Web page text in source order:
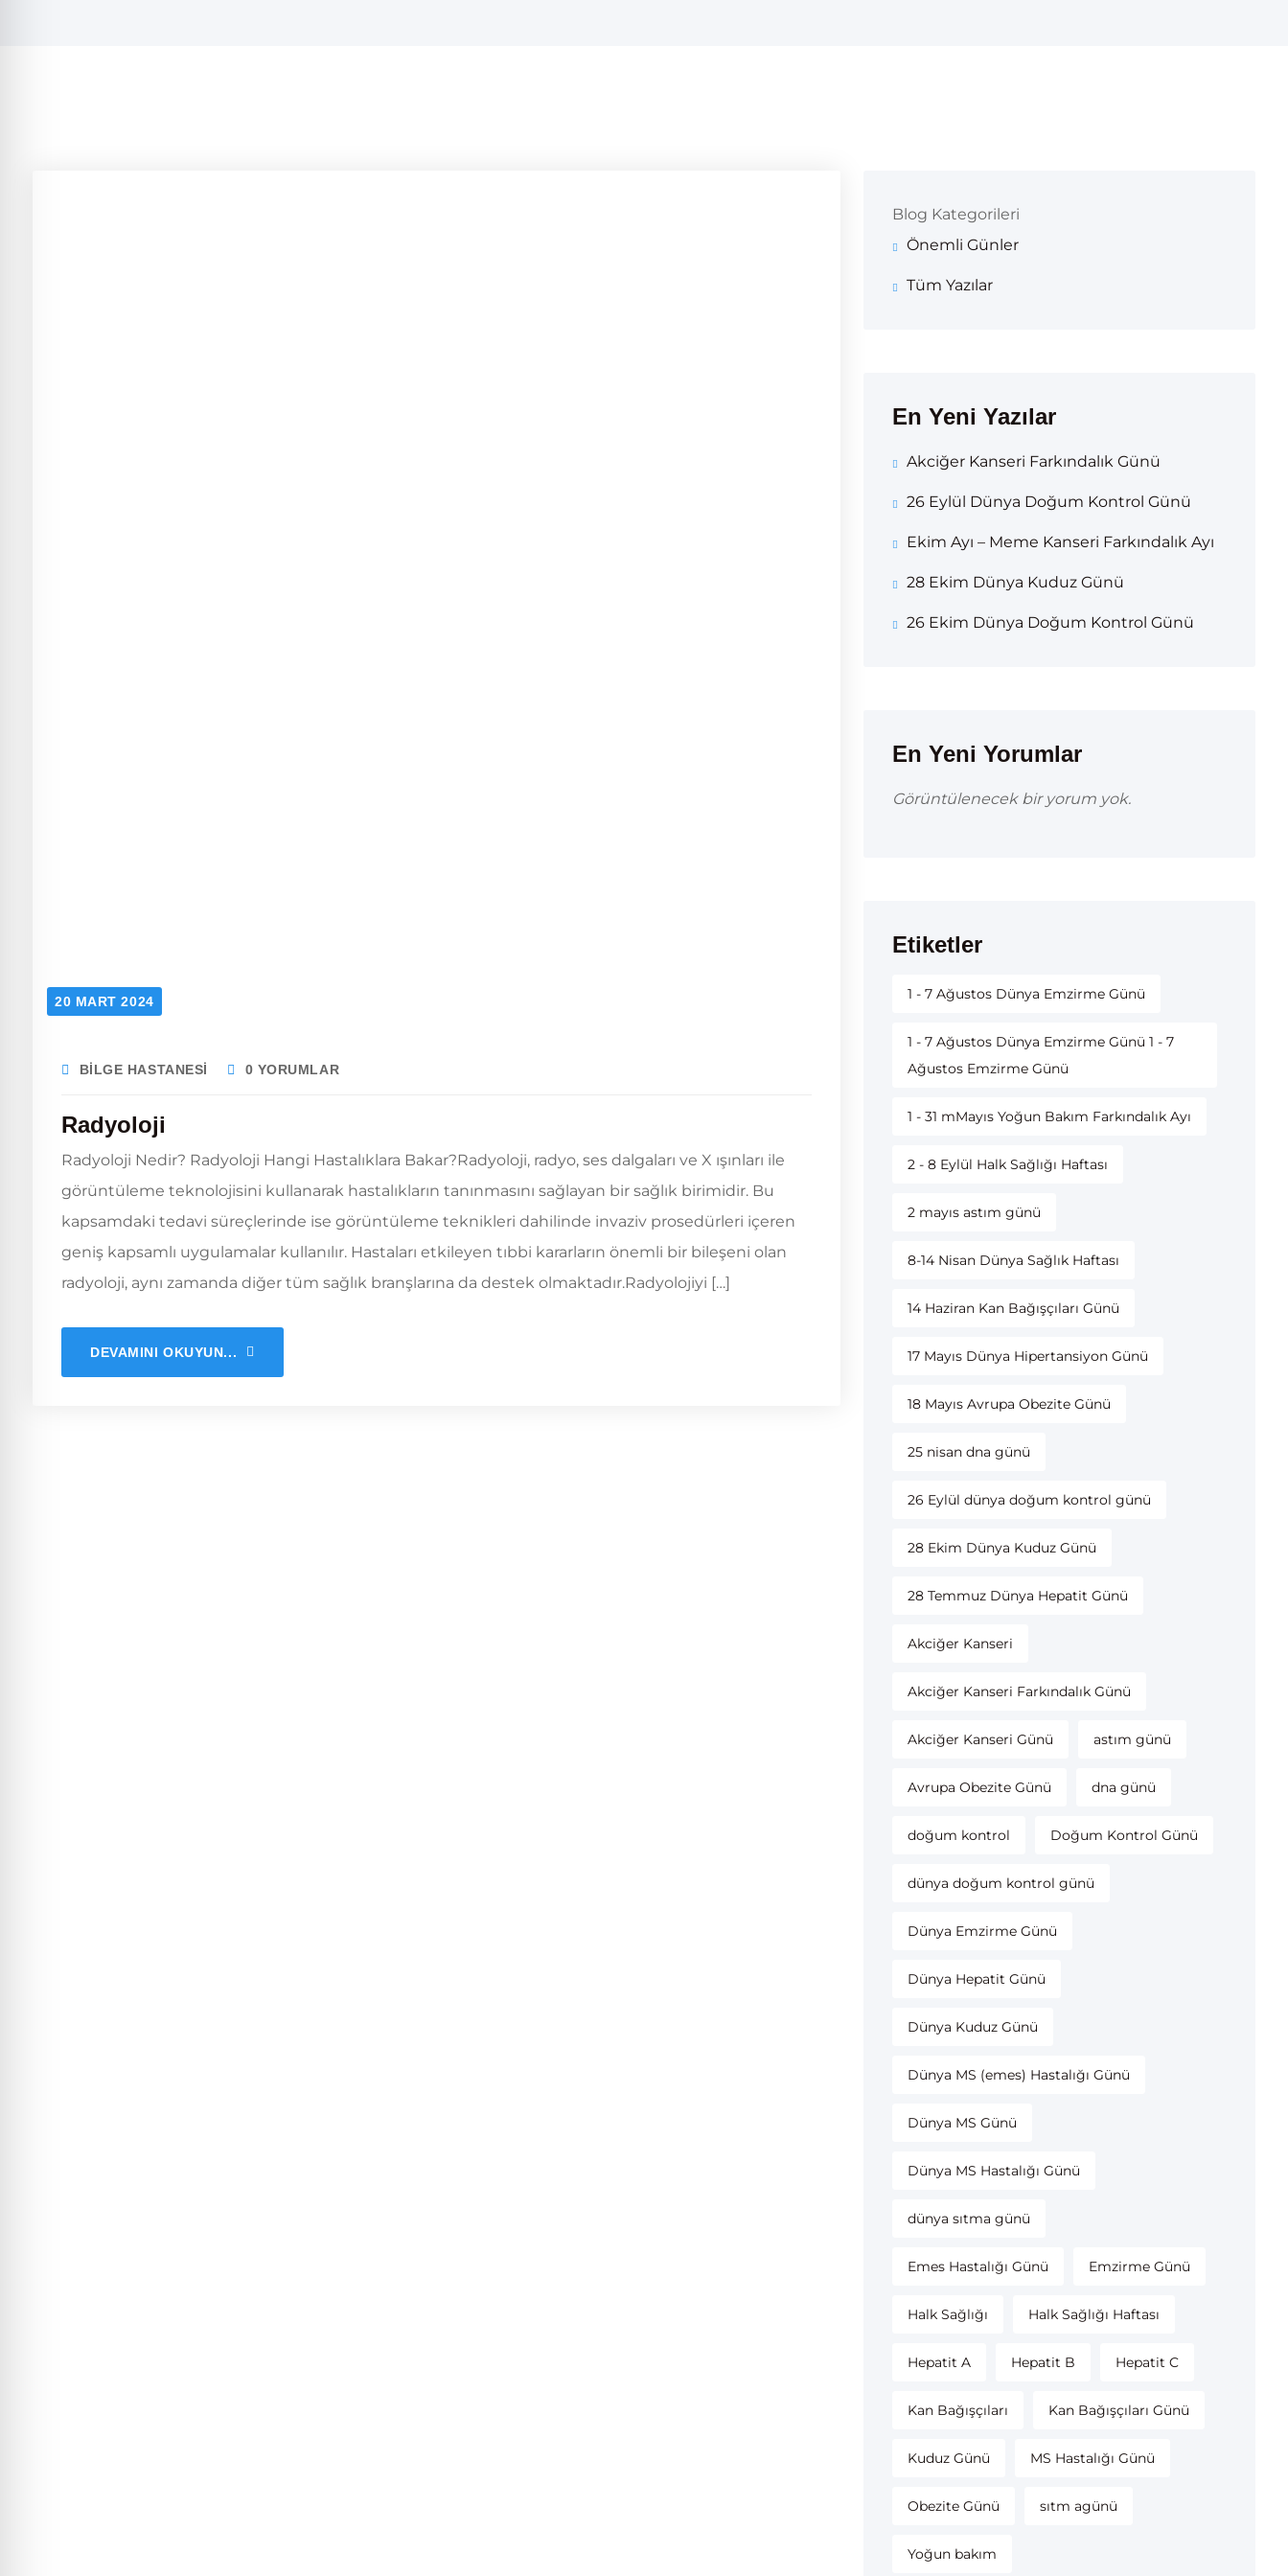
20 MART 2024
BILGE HASTANESI 0 YORUMLAR
Radyoloji
Radyoloji Nedir? Radyoloji Hangi Hastalıklara Bakar?Radyoloji, radyo, ses dalgaları ve X ışınları ile
görüntüleme teknolojisini kullanarak hastalıkların tanınmasını sağlayan bir sağlık birimidir. Bu
kapsamdaki tedavi süreçlerinde ise görüntüleme teknikleri dahilinde invaziv prosedürleri içeren
geniş kapsamlı uygulamalar kullanılır. Hastaları etkileyen tıbbi kararların önemli bir bileşeni olan
radyoloji, aynı zamanda diğer tüm sağlık branşlarına da destek olmaktadır.Radyolojiyi […]
DEVAMINI OKUYUN...
Blog Kategorileri
Önemli Günler
Tüm Yazılar
En Yeni Yazılar
Akciğer Kanseri Farkındalık Günü
26 Eylül Dünya Doğum Kontrol Günü
Ekim Ayı – Meme Kanseri Farkındalık Ayı
28 Ekim Dünya Kuduz Günü
26 Ekim Dünya Doğum Kontrol Günü
En Yeni Yorumlar
Görüntülenecek bir yorum yok.
Etiketler
1 - 7 Ağustos Dünya Emzirme Günü
1 - 7 Ağustos Dünya Emzirme Günü 1 - 7
Ağustos Emzirme Günü
1 - 31 mMayıs Yoğun Bakım Farkındalık Ayı
2 - 8 Eylül Halk Sağlığı Haftası
2 mayıs astım günü
8-14 Nisan Dünya Sağlık Haftası
14 Haziran Kan Bağışçıları Günü
17 Mayıs Dünya Hipertansiyon Günü
18 Mayıs Avrupa Obezite Günü
25 nisan dna günü
26 Eylül dünya doğum kontrol günü
28 Ekim Dünya Kuduz Günü
28 Temmuz Dünya Hepatit Günü
Akciğer Kanseri
Akciğer Kanseri Farkındalık Günü
Akciğer Kanseri Günü astım günü
Avrupa Obezite Günü dna günü
doğum kontrol Doğum Kontrol Günü
dünya doğum kontrol günü
Dünya Emzirme Günü
Dünya Hepatit Günü
Dünya Kuduz Günü
Dünya MS (emes) Hastalığı Günü
Dünya MS Günü
Dünya MS Hastalığı Günü
dünya sıtma günü
Emes Hastalığı Günü Emzirme Günü
Halk Sağlığı Halk Sağlığı Haftası
Hepatit A Hepatit B Hepatit C
Kan Bağışçıları Kan Bağışçıları Günü
Kuduz Günü MS Hastalığı Günü
Obezite Günü sıtm agünü
Yoğun bakım